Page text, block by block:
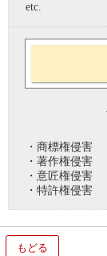
etc.
・商標権侵害
・著作権侵害
・意匠権侵害
・特許権侵害
もどる